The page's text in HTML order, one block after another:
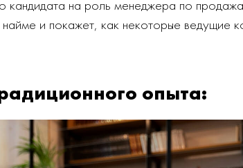
кандидата на роль менеджера по
и покажет, как некоторые ведущие
опыта: